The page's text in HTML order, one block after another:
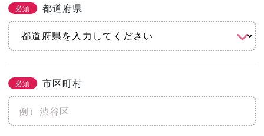
必須 都道府県
必須 市区町村